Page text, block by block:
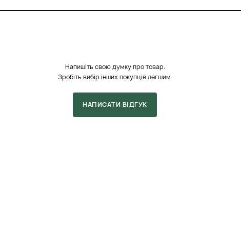
ефективно зволожують
склад сприяє
Напишіть свою думку про товар.
Зробіть вибір інших покупців легшим.
НАПИСАТИ ВІДГУК